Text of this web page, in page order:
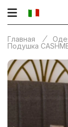
Главная
Подушка